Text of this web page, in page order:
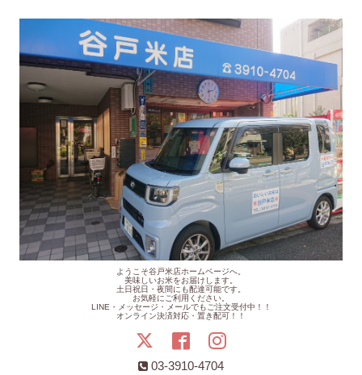
ようこそ谷戸米店ホームページへ。
美味しいお米をお届けします。
土日祝日・夜間にも配達可能です。
お気軽にご利用ください。
LINE・メッセージ・メールでもご注文受付中！！
オンライン決済対応・置き配可！！
03-3910-4704